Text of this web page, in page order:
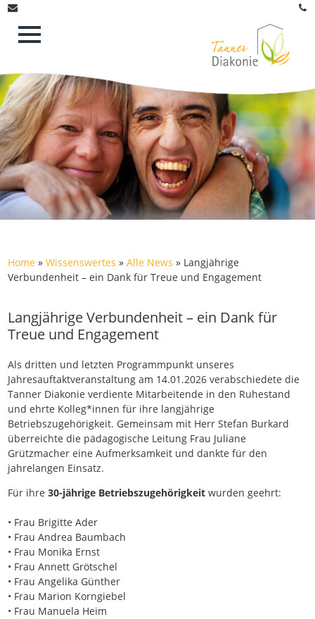
Home »Wissenswertes »Alle News » Langjährige
Verbundenheit – ein Dank für Treue und Engagement
Langjährige Verbundenheit – ein Dank für
Treue und Engagement
Als dritten und letzten Programmpunkt unseres
Jahresauftaktveranstaltung am 14.01.2026 verabschiedete die
Tanner Diakonie verdiente Mitarbeitende in den Ruhestand
und ehrte Kolleg*innen für ihre langjährige
Betriebszugehörigkeit. Gemeinsam mit Herr Stefan Burkard
überreichte die pädagogische Leitung Frau Juliane
Grützmacher eine Aufmerksamkeit und dankte für den
jahrelangen Einsatz.
Für ihre30-jährige Betriebszugehörigkeit wurden geehrt:
• Frau Brigitte Ader
• Frau Andrea Baumbach
• Frau Monika Ernst
• Frau Annett Grötschel
• Frau Angelika Günther
• Frau Marion Korngiebel
• Frau Manuela Heim